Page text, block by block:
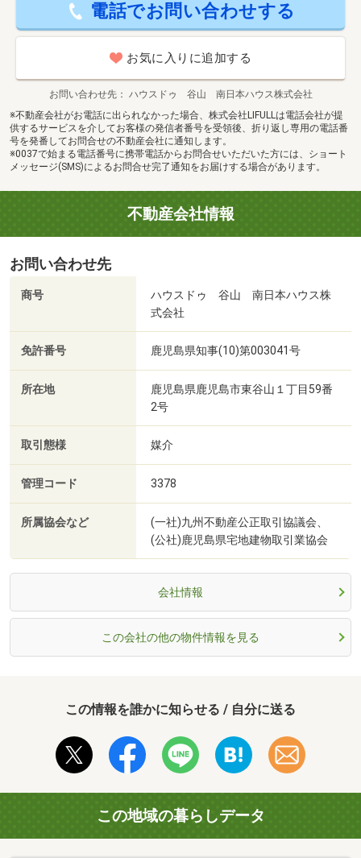
電話でお問い合わせする
お気に入りに追加する
お問い合わせ先
ハウスドゥ 谷山 南日本ハウス株式会社
※不動産会社がお電話に出られなかった場合、株式会社LIFULLは電話会社が提
供するサービスを介してお客様の発信者番号を受領後、折り返し専用の電話番
号を発番してお問合せの不動産会社に通知します。
※0037で始まる電話番号に携帯電話からお問合せいただいた方には、ショート
メッセージ(SMS)によるお問合せ完了通知をお届けする場合があります。
不動産会社情報
お問い合わせ先
商号
ハウスドゥ 谷山 南日本ハウス株
式会社
免許番号 鹿児島県知事(10)第003041号
所在地
鹿児島県鹿児島市東谷山１丁目59番
2号
取引態様 媒介
管理コード 3378
所属協会など
(一社)九州不動産公正取引協議会、
(公社)鹿児島県宅地建物取引業協会
会社情報
この会社の他の物件情報を見る
この情報を誰かに知らせる / 自分に送る
この地域の暮らしデータ